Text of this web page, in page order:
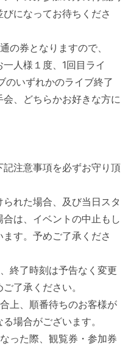
になってお待ちくださ
の券となりますので、
一人様１度、1回目ライ
のいずれかのライブ終了
、どちらかお好きな方に
注意事項を必ずお守り頂
れた場合、及び当日スタ
は、イベントの中止もし
す。予めご了承くださ
終了時刻は予告なく変更
了承ください。
上、順番待ちのお客様が
場合がございます。
った際、観覧券・参加券